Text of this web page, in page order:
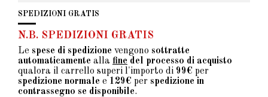
SPEDIZIONI GRATIS
N.B. SPEDIZIONI GRATIS
Le spese di spedizione vengono sottratte
automaticamente alla fine del processo di acquisto
qualora il carrello superi l'importo di 99€ per
spedizione normale e 129€ per spedizione in
contrassegno se disponibile.